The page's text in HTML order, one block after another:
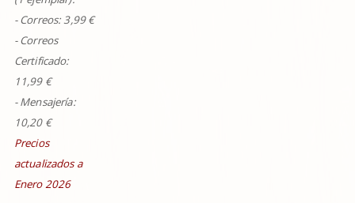
- Correos:3,99€
- Correos
Certificado:
11,99 €
- Mensajería:
10,20 €
Precios
actualizados a
Enero 2026